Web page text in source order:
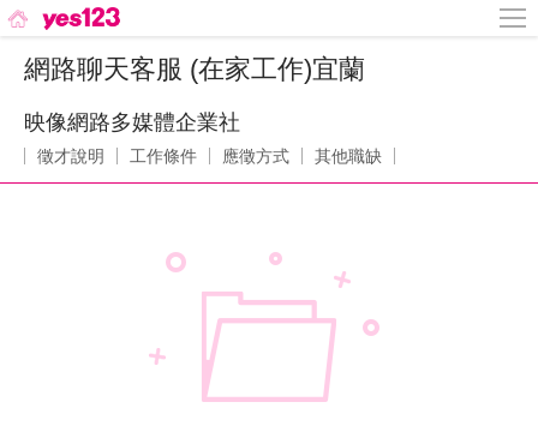
網路聊天客服 (在家工作)宜蘭
映像網路多媒體企業社
徵才說明 工作條件 應徵方式 其他職缺